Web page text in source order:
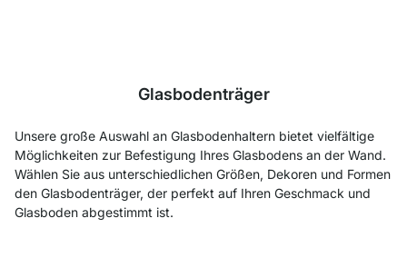
Glasbodenträger
Unsere große Auswahl an Glasbodenhaltern bietet vielfältige
Möglichkeiten zur Befestigung Ihres Glasbodens an der Wand.
Wählen Sie aus unterschiedlichen Größen, Dekoren und Formen
den Glasbodenträger, der perfekt auf Ihren Geschmack und
Glasboden abgestimmt ist.